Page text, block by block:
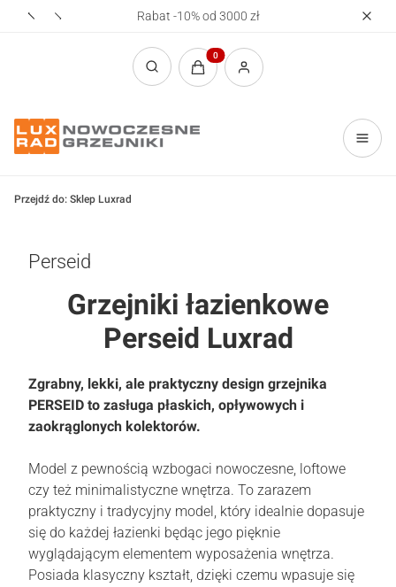
Rabat -10% od 3000 zł
Otwórz wyszukiwarkę
Produkty w koszyku: 0. Zobacz
Przejdź do: Sklep Luxrad
Perseid
Grzejniki łazienkowe
Perseid Luxrad
Zgrabny, lekki, ale praktyczny design grzejnika
PERSEID to zasługa płaskich, opływowych i
zaokrąglonych kolektorów.
Model z pewnością wzbogaci nowoczesne, loftowe
czy też minimalistyczne wnętrza. To zarazem
praktyczny i tradycyjny model, który idealnie dopasuje
się do każdej łazienki będąc jego pięknie
wyglądającym elementem wyposażenia wnętrza.
Posiada klasyczny kształt, dzięki czemu wpasuje się